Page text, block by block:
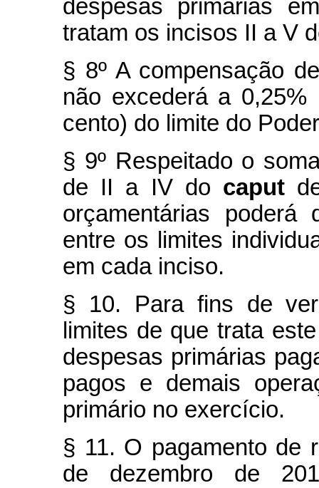
despesas primárias
tratam os incisos II a V
§ 8º A compensação
não excederá a
cento) do limite do
§ 9º Respeitado o
de II a IV do caput
orçamentárias poderá
entre os limites
em cada inciso.
§ 10. Para fins de
limites de que trata
despesas primárias
pagos e demais
primário no exercício.
§ 11. O pagamento de
de dezembro de